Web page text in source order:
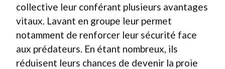
collective leur conférant plusieurs avantages
vitaux. Lavant en groupe leur permet
notamment de renforcer leur sécurité face
aux prédateurs. En étant nombreux, ils
réduisent leurs chances de devenir la proie